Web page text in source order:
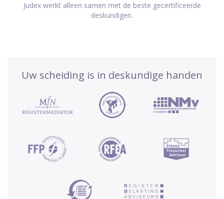
Judex werkt alleen samen met de beste gecertificeerde
deskundigen.
Uw scheiding is in deskundige handen